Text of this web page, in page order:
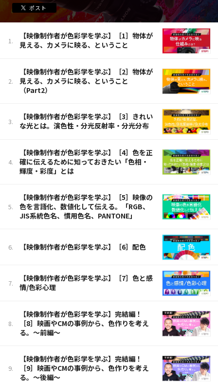
ポスト
【映像制作者が色彩学を学ぶ】［1］物体が
見える、カメラに映る、ということ
【映像制作者が色彩学を学ぶ】［2］物体が
見える、カメラに映る、ということ
（Part2）
【映像制作者が色彩学を学ぶ】［3］きれい
な光とは。演色性・分光反射率・分光分布
【映像制作者が色彩学を学ぶ】［4］色を正
確に伝えるために知っておきたい「色相・
輝度・彩度」とは
【映像制作者が色彩学を学ぶ】［5］映像の
色を言語化、数値化して伝える。「RGB、
JIS系統色名、慣用色名、PANTONE」
【映像制作者が色彩学を学ぶ】［6］配色
【映像制作者が色彩学を学ぶ】［7］色と感
情/色彩心理
【映像制作者が色彩学を学ぶ】完結編！
［8］映画やCMの事例から、色作りを考え
る。〜前編〜
【映像制作者が色彩学を学ぶ】完結編！
［9］映画やCMの事例から、色作りを考え
る。〜後編〜